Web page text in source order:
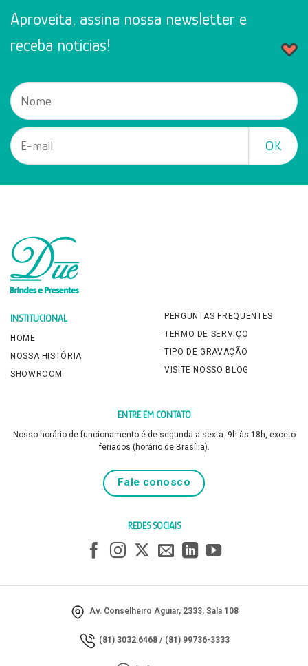
Aproveita, assina nossa newsletter e
receba noticias!
INSTITUCIONAL
HOME
NOSSA HISTÓRIA
SHOWROOM
PERGUNTAS FREQUENTES
TERMO DE SERVIÇO
TIPO DE GRAVAÇÃO
VISITE NOSSO BLOG
ENTRE EM CONTATO
Nosso horário de funcionamento é de segunda a sexta: 9h às 18h, exceto
feriados (horário de Brasília).
Fale conosco
REDES SOCIAIS
Av. Conselheiro Aguiar, 2333, Sala 108
(81) 3032.6468/ (81) 99736-3333